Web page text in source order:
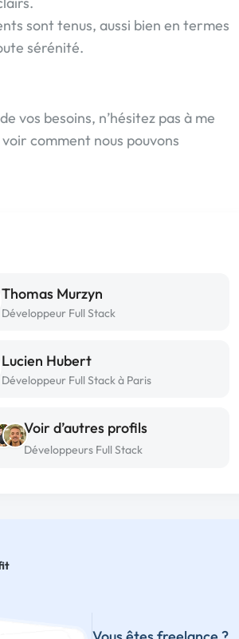
sont tenus, aussi bien en termes
sérénité.
vos besoins, n’hésitez pas à me
comment nous pouvons
Thomas Murzyn
Développeur Full Stack
Lucien Hubert
Développeur Full Stack à Paris
Voir d’autres profils
Développeurs Full Stack